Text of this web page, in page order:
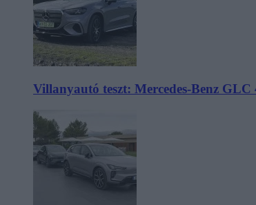
Villanyautó teszt: Mercedes-Benz